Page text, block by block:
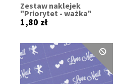
Zestaw naklejek
"Priorytet - ważka"
1,80 zł